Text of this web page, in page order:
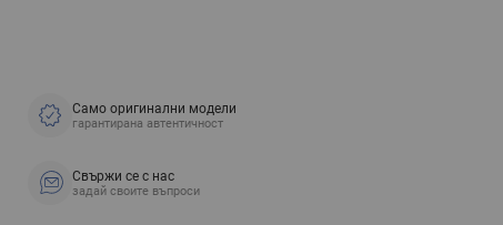
Само оригинални модели
гарантирана автентичност
Свържи се с нас
задай своите въпроси